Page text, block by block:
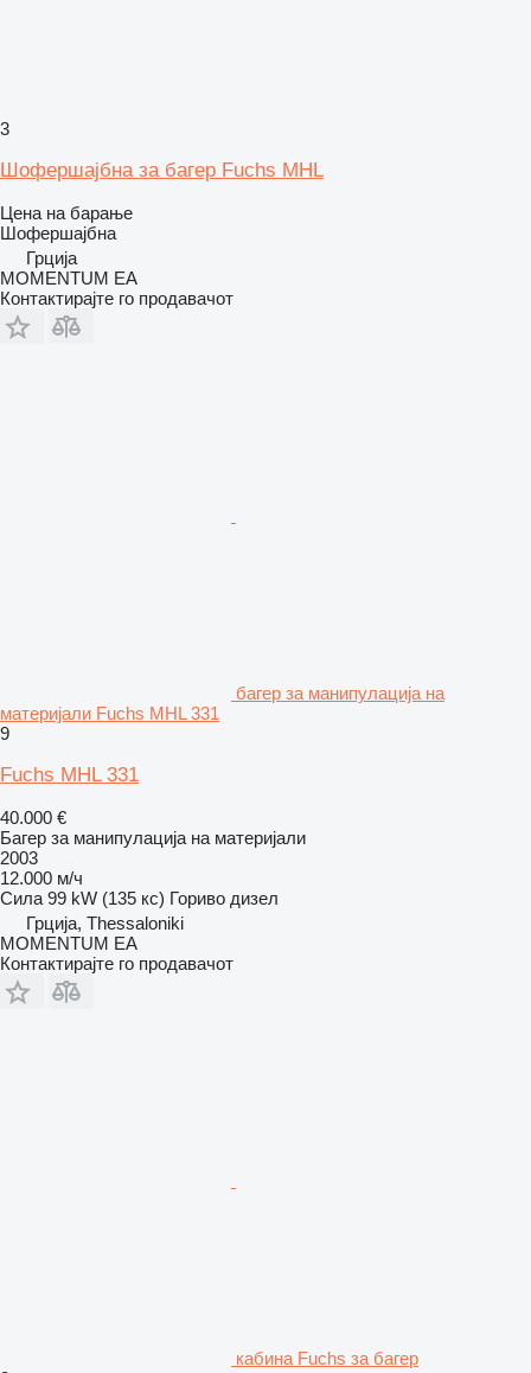
3
Шофершајбна за багер Fuchs MHL
Цена на барање
Шофершајбна
Грција
MOMENTUM EA
Контактирајте го продавачот
багер за манипулација на
материјали Fuchs MHL 331
9
Fuchs MHL 331
40.000 €
Багер за манипулација на материјали
2003
12.000 м/ч
Сила 99 kW (135 кс) Гориво дизел
Грција, Thessaloniki
MOMENTUM EA
Контактирајте го продавачот
кабина Fuchs за багер